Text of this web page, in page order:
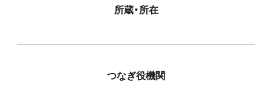
所蔵・所在
つなぎ役機関